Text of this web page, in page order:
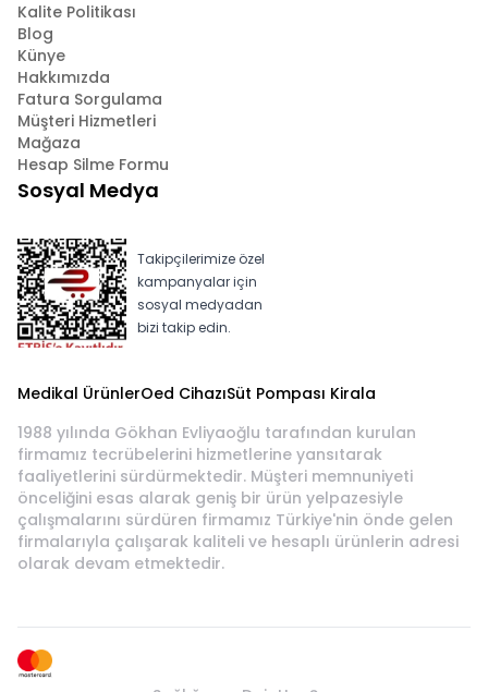
Kalite Politikası
Blog
Künye
Hakkımızda
Fatura Sorgulama
Müşteri Hizmetleri
Mağaza
Hesap Silme Formu
Sosyal Medya
Takipçilerimize özel
kampanyalar için
sosyal medyadan
bizi takip edin.
Medikal ÜrünlerOed CihazıSüt Pompası Kirala
1988 yılında Gökhan Evliyaoğlu tarafından kurulan
firmamız tecrübelerini hizmetlerine yansıtarak
faaliyetlerini sürdürmektedir. Müşteri memnuniyeti
önceliğini esas alarak geniş bir ürün yelpazesiyle
çalışmalarını sürdüren firmamız Türkiye'nin önde gelen
firmalarıyla çalışarak kaliteli ve hesaplı ürünlerin adresi
olarak devam etmektedir.